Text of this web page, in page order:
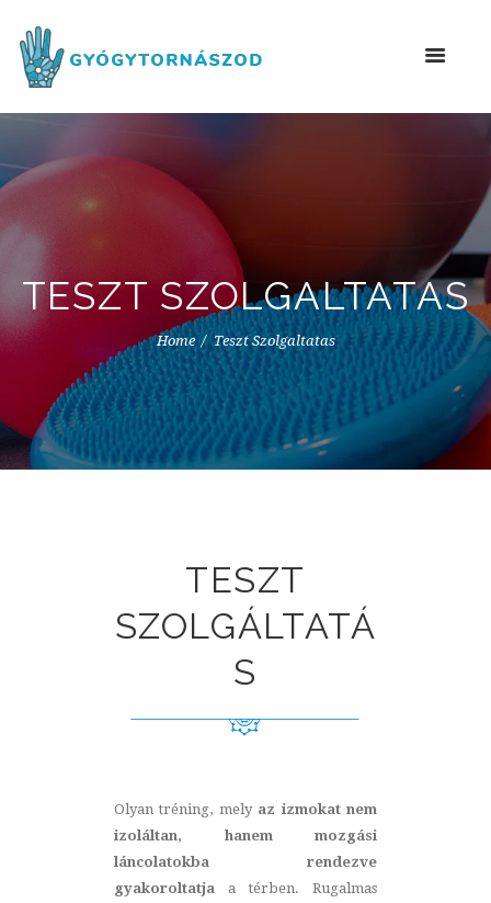
TESZT SZOLGALTATAS
Home Teszt Szolgaltatas
TESZT
SZOLGÁLTATÁ
S
Olyan tréning, mely az izmokat nem
izoláltan, hanem mozgási
láncolatokba rendezve
gyakoroltatja a térben. Rugalmas